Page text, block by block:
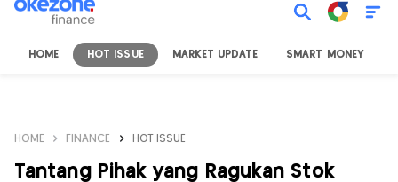
HOME HOT ISSUE MARKET UPDATE SMART MONEY
HOME FINANCE HOT ISSUE
Tantang Pihak yang Ragukan Stok